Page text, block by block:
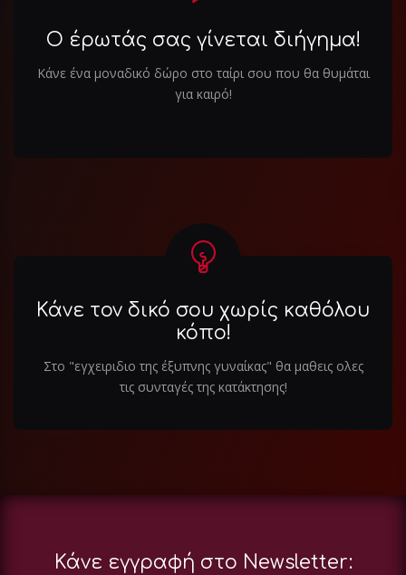
Ο έρωτάς σας γίνεται διήγημα!
Κάνε ένα μοναδικό δώρο στο ταίρι σου που θα θυμάται
για καιρό!
Κάνε τον δικό σου χωρίς καθόλου
κόπο!
Στο "εγχειριδιο της έξυπνης γυναίκας" θα μαθεις ολες
τις συνταγές της κατάκτησης!
Κάνε εγγραφή στο Newsletter: